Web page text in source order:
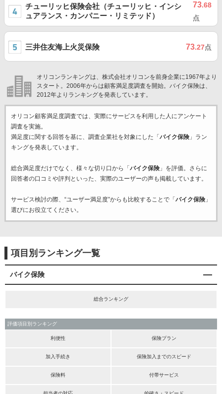
チューリッヒ保険会社（チューリッヒ・インシ
ュアランス・カンパニー・リミテッド）
73.68
点
三井住友海上火災保険 73.27点
オリコンランキングは、株式会社オリコンを前身企業に1967年より
スタート。2006年からは顧客満足度調査を開始。バイク保険は、
2012年よりランキングを発表しています。
オリコン顧客満足度調査では、実際にサービスを利用した 人にアンケート
調査を実施。
満足度に関する回答を基に、調査企業社を対象にした「 バイク保険」ラン
キングを発表しています。
総合満足度だけでなく、様々な切り口から「 バイク保険」を評価。さらに
回答者の口コミや評判といった、実際のユーザーの声も掲載しています。
サービス検討の際、“ユーザー満足度”からも比較することで「 バイク保険」
選びにお役立てください。
項目別ランキング一覧
バイク保険
総合ランキング
評価項目別ランキング
利便性 保険プラン
加入手続き 保険加入までのスピード
保険料 付帯サービス